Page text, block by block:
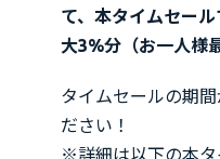
て、本タイムセー
大3%分（お一人様
タイムセールの期
ださい！
※詳細は以下の本タ